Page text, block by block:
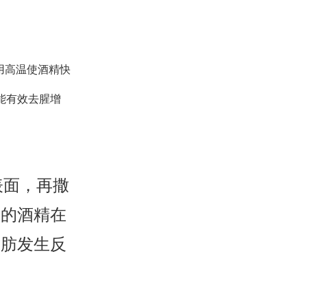
高温使酒精快
有效去腥增
，再撒
酒精在
发生反